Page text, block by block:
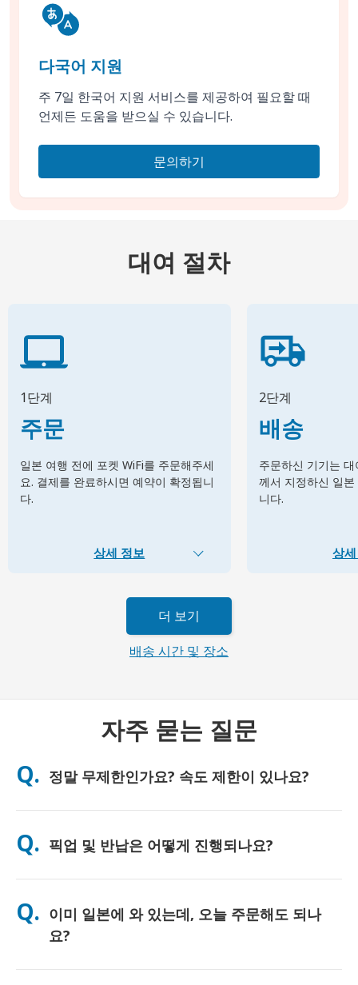
다국어 지원
주 7일 한국어 지원 서비스를 제공하여 필요할 때
언제든 도움을 받으실 수 있습니다.
문의하기
대여 절차
1단계
주문
일본 여행 전에 포켓 WiFi를 주문해주세
요. 결제를 완료하시면 예약이 확정됩니
다.
상세 정보
2단계
배송
주문하신 기기는
께서 지정하신 일
니다.
상
더 보기
배송 시간 및 장소
자주 묻는 질문
Q. 정말 무제한인가요? 속도 제한이 있나요?
A. 네, 진정한 무제한입니다. 저희는 FUP(페어 유즈 정책) 제한이나
만큼 데이터를 자유롭게 사용하실 수 있습니다. 다만, 모든 모바일
네트워크와 마찬가지로 일시적인 통신망 혼잡으로 인해 속도 저하
가 발생할 수 있습니다. 만약 정책적인 속도 제한이 발생할 경우,
Q. 픽업 및 반납은 어떻게 진행되나요?
주요 공항에서 직접 수령하시거나, 호텔 또는 숙소로 배송받으실
포함된 선불 반납 봉투를 사용하여 일본 내 어느 우체통이든 편리
하게 반납하시면 됩니다. 복잡한 서류 작성이나 카운터 대기 없이
간편하게 서비스를 이용하실 수 있습니다.
Q. 이미 일본에 와 있는데, 오늘 주문해도 되나
요?
네, 당일 공항 픽업이 가능합니다. 호텔 배송의 경우, 보통 다음 날